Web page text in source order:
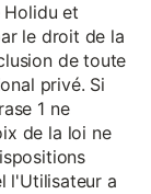
Holidu et
le droit de la
de toute
privé. Si
1 ne
de la loi ne
l'Utilisateur a